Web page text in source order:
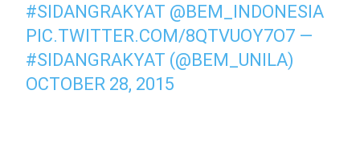
#SIDANGRAKYAT @BEM_INDONESIA
PIC.TWITTER.COM/8QTVUOY7O7 —
#SIDANGRAKYAT (@BEM_UNILA)
OCTOBER 28, 2015